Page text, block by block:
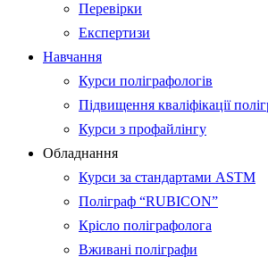
Перевірки
Експертизи
Навчання
Курси поліграфологів
Підвищення кваліфікації
Курси з профайлінгу
Обладнання
Курси за стандартами ASTM
Поліграф “RUBICON”
Крісло поліграфолога
Вживані поліграфи